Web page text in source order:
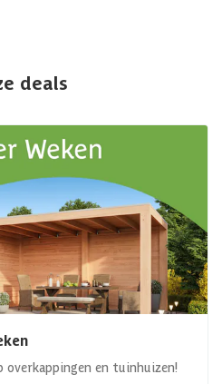
deals
overkappingen en tuinhuizen!